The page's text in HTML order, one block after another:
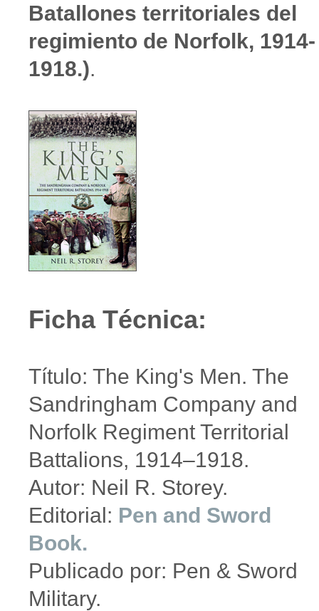
Batallones territoriales del
regimiento de Norfolk, 1914-
1918.).
Ficha Técnica:
Título: The King's Men. The
Sandringham Company and
Norfolk Regiment Territorial
Battalions, 1914–1918.
Autor: Neil R. Storey.
Editorial: Pen and Sword
Book.
Publicado por: Pen & Sword
Military.